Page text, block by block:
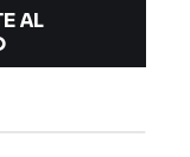
AL